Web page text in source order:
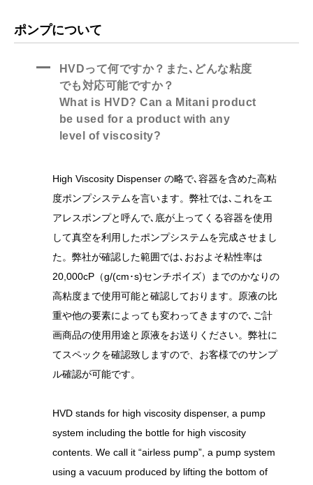
ポンプについて
A
HVDって何ですか？また､どんな粘度
でも対応可能ですか？
What is HVD? Can a Mitani product
be used for a product with any
level of viscosity?
High Viscosity Dispenser の略で､容器を含めた高粘
度ポンプシステムを言います。弊社では､これをエ
アレスポンプと呼んで､底が上ってくる容器を使用
して真空を利用したポンプシステムを完成させまし
た。弊社が確認した範囲では､おおよそ粘性率は
20,000cP（g/(cm･s)センチポイズ）までのかなりの
高粘度まで使用可能と確認しております。原液の比
重や他の要素によっても変わってきますので､ご計
画商品の使用用途と原液をお送りください。弊社に
てスペックを確認致しますので、お客様でのサンプ
ル確認が可能です。
HVD stands for high viscosity dispenser, a pump
system including the bottle for high viscosity
contents. We call it “airless pump”, a pump system
using a vacuum produced by lifting the bottom of